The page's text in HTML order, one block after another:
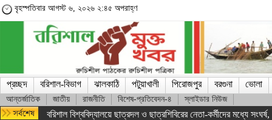
বৃহস্পতিবার আগস্ট ৬, ২০২৬ ২:৪৫ অপরাহ্ণ
প্রচ্ছদ বরিশাল-বিভাগ ঝালকাঠি পটুয়াখালী পিরোজপুর বরগুনা ভোলা
আন্তর্জাতিক জাতীয় রাজনীতি বিশেষ-প্রতিবেদন-৪ স্লাইডার নিউজ
অসংখ্য শহিদের রক্তের বিনিময়ে ফ্যাসিস্ট সরকারকে হটানো সম্ভব হয়েছে :